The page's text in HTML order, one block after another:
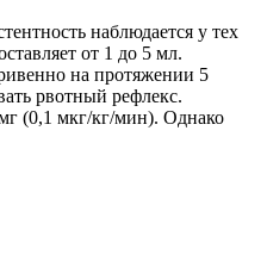
наблюдается у тех
от 1 до 5 мл.
на протяжении 5
рвотный рефлекс.
(0,1 мкг/кг/мин). Однако